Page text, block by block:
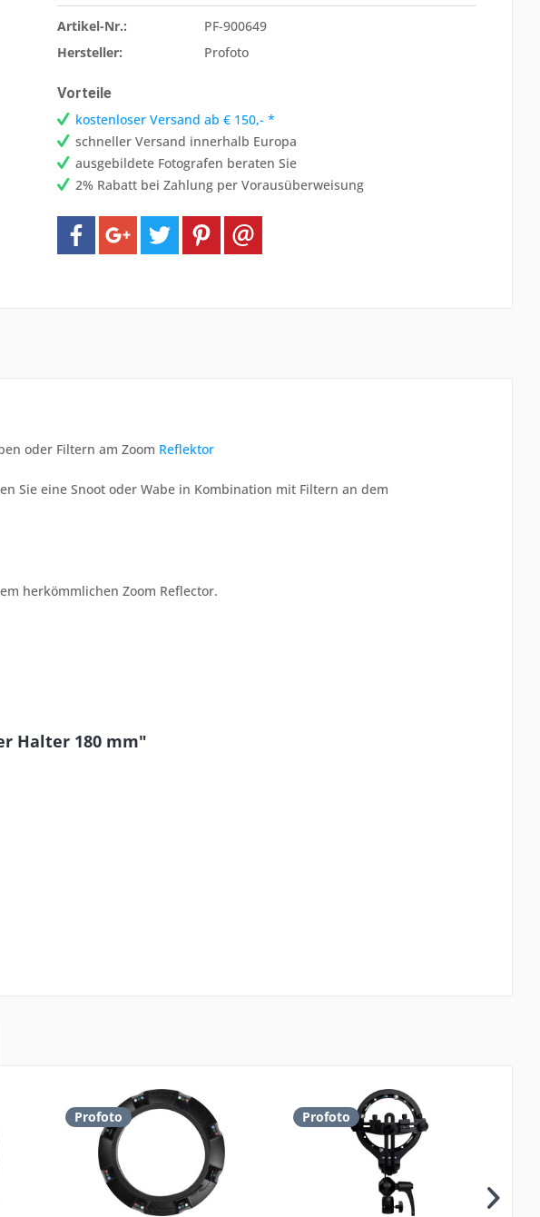
Artikel-Nr.:
PF-900649
Hersteller:
Profoto
Vorteile
kostenloser Versand ab € 150,- *
schneller Versand innerhalb Europa
ausgebildete Fotografen beraten Sie
2% Rabatt bei Zahlung per Vorausüberweisung
oder Filtern am Zoom Reflektor
Sie eine Snoot oder Wabe in Kombination mit Filtern an dem
herkömmlichen Zoom Reflector.
Halter 180 mm"
Profoto Profoto